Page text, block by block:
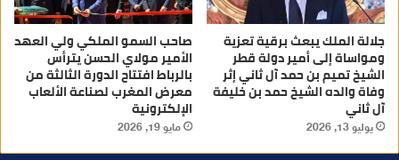
جلالة الملك يبعث برقية تعزية
ومواساة إلى أمير دولة قطر
الشيخ تميم بن حمد آل ثاني إثر
وفاة والده الشيخ حمد بن خليفة
آل ثاني
يوليو 13, 2026
صاحب السمو الملكي ولي العهد
الأمير مولاي الحسن يترأس
بالرباط افتتاح الدورة الثالثة من
معرض المغرب لصناعة الألعاب
الإلكترونية
مايو 19, 2026